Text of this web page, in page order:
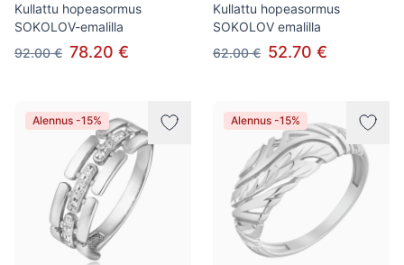
Kullattu hopeasormus
SOKOLOV-emalilla
92.00 € 78.20 €
Kullattu hopeasormus
SOKOLOV emalilla
62.00 € 52.70 €
Alennus -15% Alennus -15%